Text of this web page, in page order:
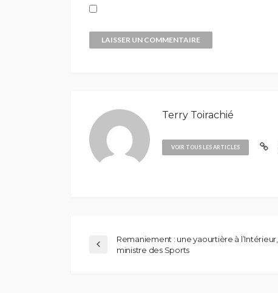
Terry Toirachié
VOIR TOUS LES ARTICLES
Remaniement : une yaourtière à
ministre des Sports